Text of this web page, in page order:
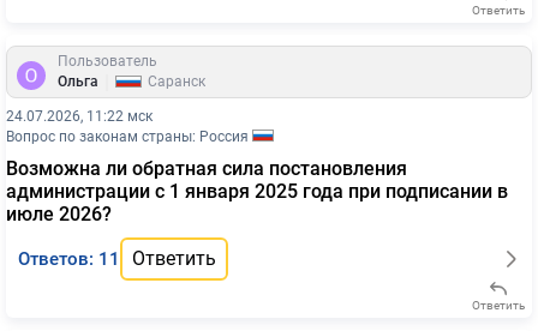
Ответить
Пользователь
Ольга
Саранск
24.07.2026, 11:22 мск
Вопрос по законам страны: Россия
Возможна ли обратная сила постановления
администрации с 1 января 2025 года при подписании в
июле 2026?
Ответов: 11 Ответить
Ответить